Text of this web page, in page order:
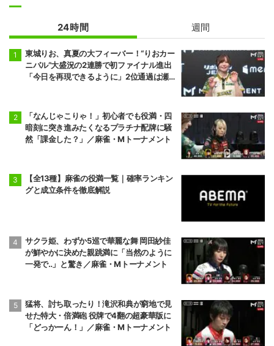
24時間 週間
東城りお、真夏の大フィーバー！“りおカー
ニバル”大盛況の2連勝で初ファイナル進出
「今日を再現できるように」2位通過は瀬
「なんじゃこりゃ！」初心者でも役満・四
暗刻に突き進みたくなるプラチナ配牌に騒
然「課金した？」／麻雀・Mトーナメント
【全13種】麻雀の役満一覧｜確率ランキン
グと成立条件を徹底解説
サクラ姫、わずか5巡で華麗な舞 岡田紗佳
が鮮やかに決めた親跳満に「当然のように
一発で‥」と驚き／麻雀・Mトーナメント
猛将、討ち取ったり！滝沢和典が窮地で見
せた特大・倍満砲 役牌で4翻の超豪華版に
「どっかーん！」／麻雀・Mトーナメント